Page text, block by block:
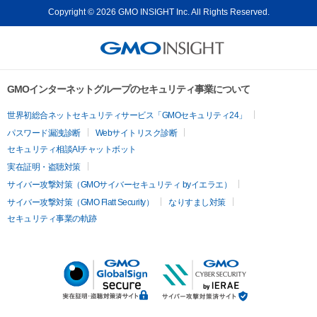
Copyright © 2026 GMO INSIGHT Inc. All Rights Reserved.
GMOインターネットグループのセキュリティ事業について
世界初総合ネットセキュリティサービス「GMOセキュリティ24」
パスワード漏洩診断
Webサイトリスク診断
セキュリティ相談AIチャットボット
実在証明・盗聴対策
サイバー攻撃対策（GMOサイバーセキュリティ byイエラエ）
サイバー攻撃対策（GMO Flatt Security）
なりすまし対策
セキュリティ事業の軌跡